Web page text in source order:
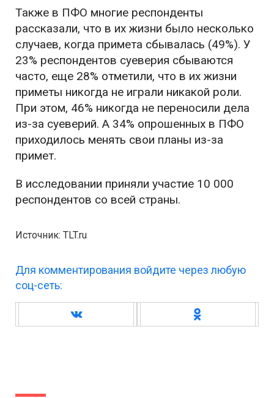
Также в ПФО многие респонденты
рассказали, что в их жизни было несколько
случаев, когда примета сбывалась (49%). У
23% респондентов суеверия сбываются
часто, еще 28% отметили, что в их жизни
приметы никогда не играли никакой роли.
При этом, 46% никогда не переносили дела
из-за суеверий. А 34% опрошенных в ПФО
приходилось менять свои планы из-за
примет.
В исследовании приняли участие 10 000
респондентов со всей страны.
Источник: TLT.ru
Для комментирования войдите через любую
соц-сеть: